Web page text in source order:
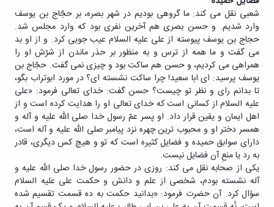
شعبی نقل می کند: ما گروهی بودیم در شهر بصره، بر حجّاج بن یوسف
وارد شدیم. و حسن بصری هم آخرین نفری بود که وارد مجلس شد.
حجاج بن یوسف پیوسته از علی علیه السلام عیب جویی کرد. و از او بد
می گفت و ما همه از ترس و به منظور بر حذر ماندن از شرّش او را
همراهی می کردیم، و حسن هم ساکت بود و چیزی نمی گفت. حجّاج بن
یوسف پرسید: ای ابا سعید! چرا ساکت نشسته ای؟ در مورد ابوتراب بگو،
تا بدانم رای و نظر تو چیست؟ حسن گفت: خدای تعالی فرمود: «علی
علیه السلام از کسانی است که خدای تعالی او را هدایت کرده است و از
اهل ایمان و یقین قرار داد. او پسر عمّ رسول خدا صلی الله علیه و آله و
همسر دختر او و محبوب ترین چهره نزد پیامبر صلی الله علیه و آله است،
دارای سوابق حمیده و فضایل کثیره است که تو و هیچ کس دیگری، قادر
به رد یا منعِ آن فضایل نیست.
یکی از صحابه نقل می کند: روزی در حضور رسول خدا صلی الله علیه و
آله نشسته بودم، شخصی از علم و دانش و حکمت علی علیه السلام
سؤال کرد. آن حضرت فرمود: «بدانید حکمت به ده قسمت تقسیم شده